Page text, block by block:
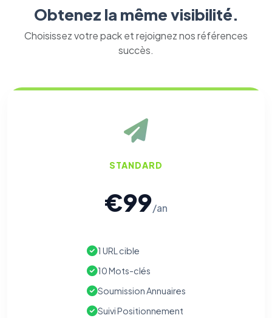
Obtenez la même visibilité.
Choisissez votre pack et rejoignez nos références
succès.
STANDARD
€99/an
1 URL cible
10 Mots-clés
Soumission Annuaires
Suivi Positionnement